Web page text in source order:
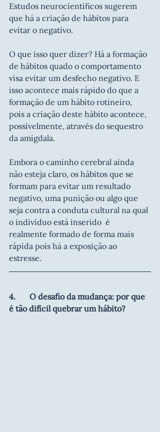
Estudos neurocientíficos sugerem
que há a criação de hábitos para
evitar o negativo.
O que isso quer dizer? Há a formação
de hábitos quado o comportamento
visa evitar um desfecho negativo. E
isso acontece mais rápido do que a
formação de um hábito rotineiro,
pois a criação deste hábito acontece,
possívelmente, através do sequestro
da amígdala.
Embora o caminho cerebral ainda
não esteja claro, os hábitos que se
formam para evitar um resultado
negativo, uma punição ou algo que
seja contra a conduta cultural na qual
o indivíduo está inserido  é
realmente formado de forma mais
rápida pois há a exposição ao
estresse.
4.       O desafio da mudança: por que
é tão difícil quebrar um hábito?